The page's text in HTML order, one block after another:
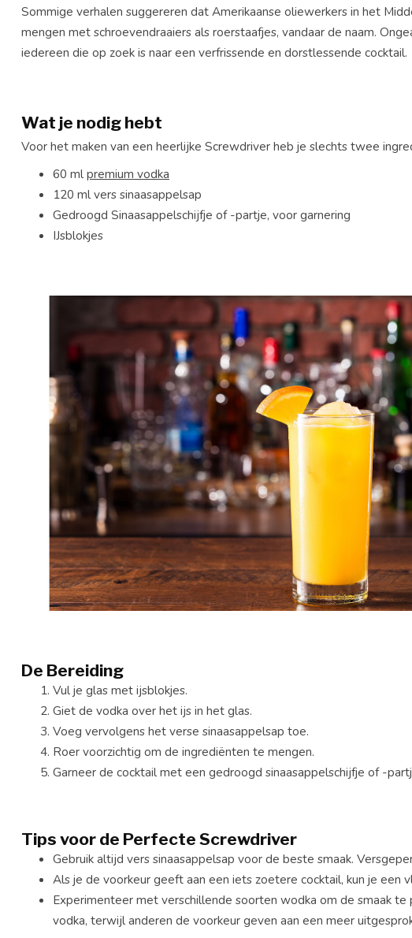
Sommige verhalen suggereren dat Amerikaanse oliewerkers in het
mengen met schroevendraaiers als roerstaafjes, vandaar de naam.
iedereen die op zoek is naar een verfrissende en dorstlessende cocktail.
Wat je nodig hebt
Voor het maken van een heerlijke Screwdriver heb je slechts twee
60 mlpremium vodka
120 ml vers sinaasappelsap
Gedroogd Sinaasappelschijfje of -partje, voor garnering
IJsblokjes
De Bereiding
Vul je glas met ijsblokjes.
Giet de vodka over het ijs in het glas.
Voeg vervolgens het verse sinaasappelsap toe.
Roer voorzichtig om de ingrediënten te mengen.
Garneer de cocktail met een gedroogd sinaasappelschijfje of -
Tips voor de Perfecte Screwdriver
Gebruik altijd vers sinaasappelsap voor de beste smaak.
Als je de voorkeur geeft aan een iets zoetere cocktail, kun je een
Experimenteer met verschillende soorten wodka om de smaak
vodka, terwijl anderen de voorkeur geven aan een meer